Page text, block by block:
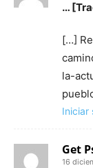
…
[…]
la-
Iniciar
Get
16